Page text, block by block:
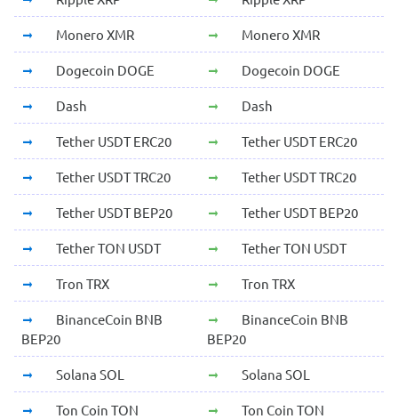
Monero XMR Monero XMR
Dogecoin DOGE Dogecoin DOGE
Dash Dash
Tether USDT ERC20 Tether USDT ERC20
Tether USDT TRC20 Tether USDT TRC20
Tether USDT BEP20 Tether USDT BEP20
Tether TON USDT Tether TON USDT
Tron TRX Tron TRX
BinanceCoin BNB
BEP20
BinanceCoin BNB
BEP20
Solana SOL Solana SOL
Ton Coin TON Ton Coin TON